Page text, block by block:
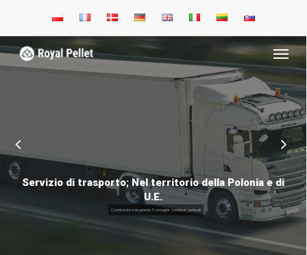
main
content
Menu
Servizio di trasporto; Nel territorio della Polonia e di
U.E.
Condizioni trasparenti; Consegne continue puntuali